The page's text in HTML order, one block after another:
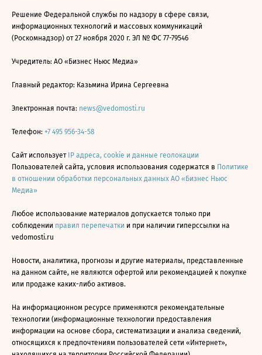
Решение Федеральной службы по надзору в сфере связи,
информационных технологий и массовых коммуникаций
(Роскомнадзор) от 27 ноября 2020 г. ЭЛ № ФС 77-79546
Учредитель: АО «Бизнес Ньюс Медиа»
Главный редактор: Казьмина Ирина Сергеевна
Электронная почта: news@vedomosti.ru
Телефон: +7 495 956-34-58
Сайт использует IP адреса, cookie и данные геолокации
Пользователей сайта, условия использования содержатся в Политике
в отношении обработки персональных данных АО «Бизнес Ньюс
Медиа»
Любое использование материалов допускается только при
соблюдении правил перепечатки и при наличии гиперссылки на
vedomosti.ru
Новости, аналитика, прогнозы и другие материалы, представленные
на данном сайте, не являются офертой или рекомендацией к покупке
или продаже каких-либо активов.
На информационном ресурсе применяются рекомендательные
технологии (информационные технологии предоставления
информации на основе сбора, систематизации и анализа сведений,
относящихся к предпочтениям пользователей сети «Интернет»,